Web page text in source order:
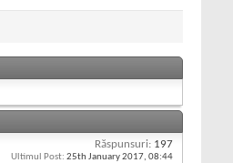
Răspunsuri: 197
Ultimul Post: 25th January 2017, 08:44